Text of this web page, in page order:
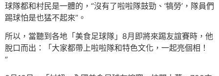
球隊都和村民是一體的，“沒有了啦啦隊鼓勁、’犒勞’，隊員們
踢球怕是也猛不起來”。
所以，當聽到各地「美食足球隊」8月即將來踢友誼賽時，他
脫口而出：「大家都帶上啦啦隊和特色文化，一起亮個相！
”